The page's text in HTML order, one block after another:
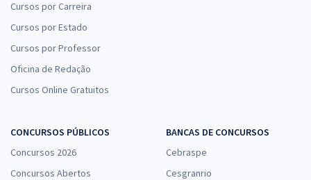
Cursos por Carreira
Cursos por Estado
Cursos por Professor
Oficina de Redação
Cursos Online Gratuitos
CONCURSOS PÚBLICOS
Concursos 2026
Concursos Abertos
BANCAS DE CONCURSOS
Cebraspe
Cesgranrio